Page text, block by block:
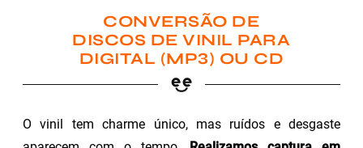
CONVERSÃO DE
DISCOS DE VINIL PARA
DIGITAL (MP3) OU CD
O vinil tem charme único, mas ruídos e desgaste